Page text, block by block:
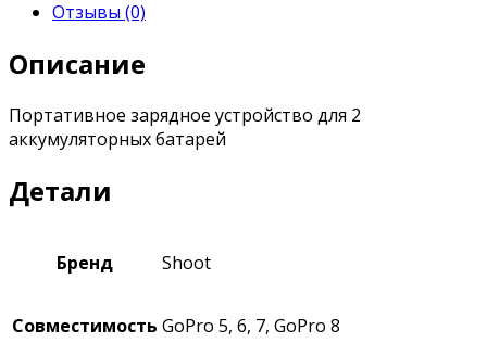
Отзывы (0)
Описание
Портативное зарядное устройство для 2
аккумуляторных батарей
Детали
Бренд Shoot
Совместимость GoPro 5, 6, 7, GoPro 8